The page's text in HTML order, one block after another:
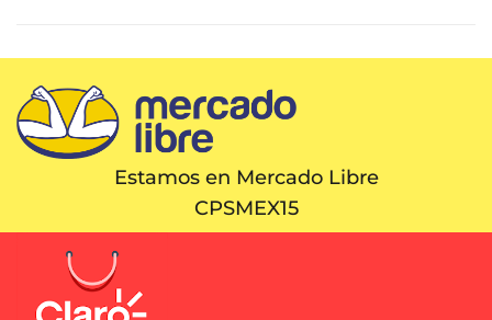
Estamos en Mercado Libre
CPSMEX15